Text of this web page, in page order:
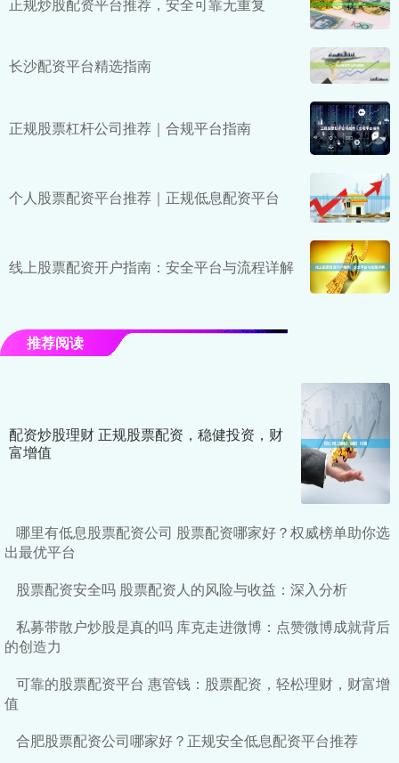
长沙配资平台精选指南
正规股票杠杆公司推荐｜合规平台指南
个人股票配资平台推荐｜正规低息配资平台
线上股票配资开户指南：安全平台与流程详解
推荐阅读
配资炒股理财 正规股票配资，稳健投资，财
富增值
哪里有低息股票配资公司 股票配资哪家好？权威榜单助你选
出最优平台
股票配资安全吗 股票配资人的风险与收益：深入分析
私募带散户炒股是真的吗 库克走进微博：点赞微博成就背后
的创造力
可靠的股票配资平台 惠管钱：股票配资，轻松理财，财富增
值
合肥股票配资公司哪家好？正规安全低息配资平台推荐